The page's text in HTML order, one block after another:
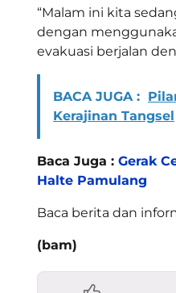
“Malam ini kita
dengan
evakuasi berjalan
BACA JUGA :
Kerajinan Tangsel
Baca Juga : Gerak
Halte Pamulang
Baca berita dan
(bam)